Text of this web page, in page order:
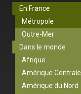
En France
Métropole
Outre-Mer
Dans le monde
Afrique
Amérique Centrale
Amérique du Nord